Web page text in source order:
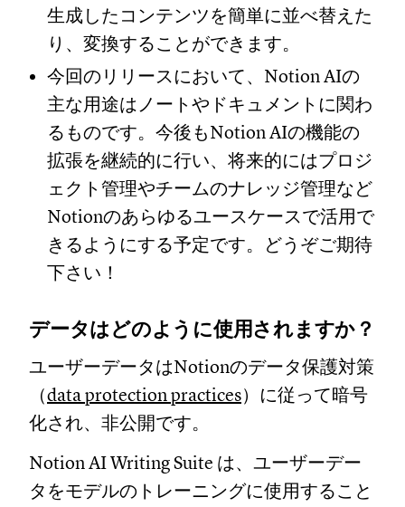
生成したコンテンツを簡単に並べ替えた
り、変換することができます。
今回のリリースにおいて、Notion AIの
主な用途はノートやドキュメントに関わ
るものです。今後もNotion AIの機能の
拡張を継続的に行い、将来的にはプロジ
ェクト管理やチームのナレッジ管理など
Notionのあらゆるユースケースで活用で
きるようにする予定です。どうぞご期待
下さい！
データはどのように使用されますか？
ユーザーデータはNotionのデータ保護対策
（data protection practices）に従って暗号
化され、非公開です。
Notion AI Writing Suite は、ユーザーデー
タをモデルのトレーニングに使用すること